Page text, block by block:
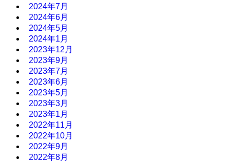
2024年7月
2024年6月
2024年5月
2024年1月
2023年12月
2023年9月
2023年7月
2023年6月
2023年5月
2023年3月
2023年1月
2022年11月
2022年10月
2022年9月
2022年8月